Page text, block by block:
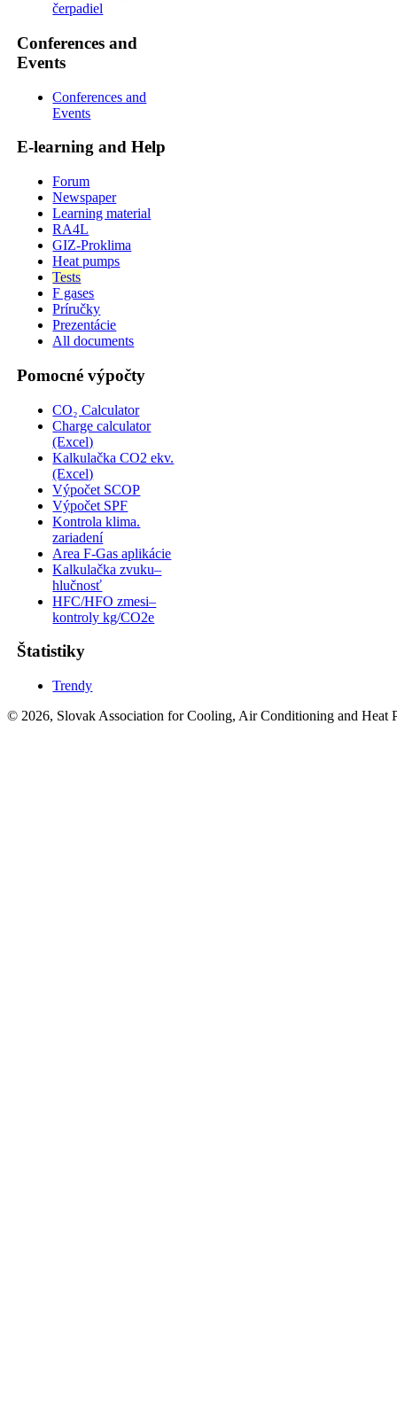
čerpadiel
Conferences and
Events
Conferences and
Events
E-learning and Help
Forum
Newspaper
Learning material
RA4L
GIZ-Proklima
Heat pumps
Tests
F gases
Príručky
Prezentácie
All documents
Pomocné výpočty
CO₂ Calculator
Charge calculator
(Excel)
Kalkulačka CO2 ekv.
(Excel)
Výpočet SCOP
Výpočet SPF
Kontrola klima.
zariadení
Area F-Gas aplikácie
Kalkulačka zvuku–
hlučnosť
HFC/HFO zmesi–
kontroly kg/CO2e
Štatistiky
Trendy
© 2026, Slovak Association for Cooling, Air Conditioning and Heat